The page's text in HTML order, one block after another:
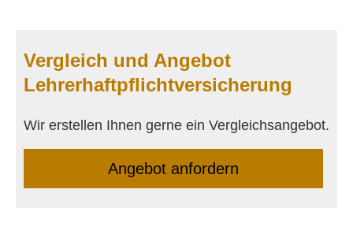
Vergleich und Angebot
Lehrerhaftpflichtversicherung
Wir erstellen Ihnen gerne ein Vergleichsangebot.
An­ge­bot an­for­dern